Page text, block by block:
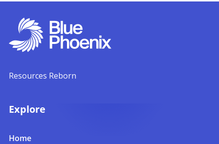
Resources Reborn
Explore
Home